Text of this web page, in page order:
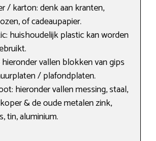
/ karton: denk aan kranten,
of cadeaupapier.
huishoudelijk plastic kan worden
hieronder vallen blokken van gips
/ plafondplaten.
hieronder vallen messing, staal,
& de oude metalen zink,
tin, aluminium.